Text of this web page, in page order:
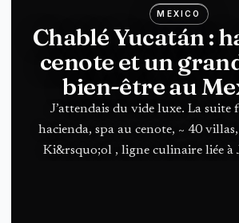
MEXICO
Chablé Yucatán :
cenote et un
bien-être au
J’attendais du vide luxe. La
hacienda, spa au cenote, ~ 40
Ki&rsquo;ol , ligne culinaire liée à